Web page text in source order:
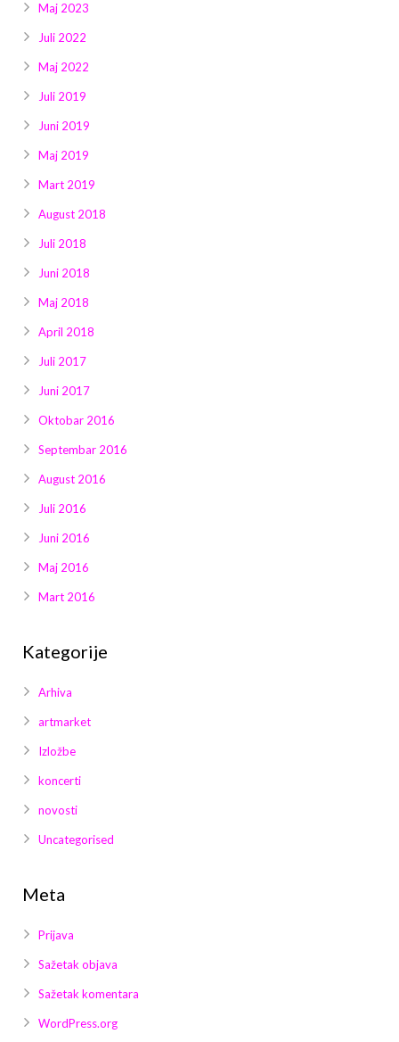
Maj 2023
Juli 2022
Maj 2022
Juli 2019
Juni 2019
Maj 2019
Mart 2019
August 2018
Juli 2018
Juni 2018
Maj 2018
April 2018
Juli 2017
Juni 2017
Oktobar 2016
Septembar 2016
August 2016
Juli 2016
Juni 2016
Maj 2016
Mart 2016
Kategorije
Arhiva
artmarket
Izložbe
koncerti
novosti
Uncategorised
Meta
Prijava
Sažetak objava
Sažetak komentara
WordPress.org